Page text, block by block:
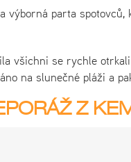
výborná parta
všichni se rychle
na slunečné pláži a
Z